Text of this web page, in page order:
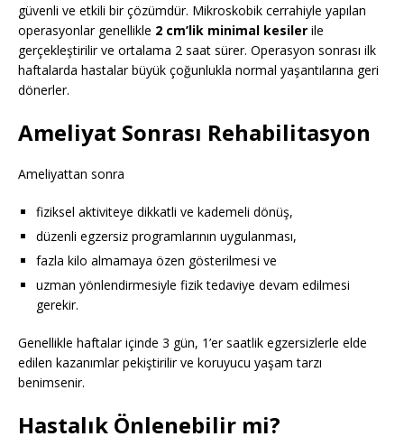
güvenli ve etkili bir çözümdür. Mikroskobik cerrahiyle yapılan
operasyonlar genellikle 2 cm’lik minimal kesiler ile
gerçekleştirilir ve ortalama 2 saat sürer. Operasyon sonrası ilk
haftalarda hastalar büyük çoğunlukla normal yaşantılarına geri
dönerler.
Ameliyat Sonrası Rehabilitasyon
Ameliyattan sonra
fiziksel aktiviteye dikkatli ve kademeli dönüş,
düzenli egzersiz programlarının uygulanması,
fazla kilo almamaya özen gösterilmesi ve
uzman yönlendirmesiyle fizik tedaviye devam edilmesi
gerekir.
Genellikle haftalar içinde 3 gün, 1’er saatlik egzersizlerle elde
edilen kazanımlar pekiştirilir ve koruyucu yaşam tarzı
benimsenir.
Hastalık Önlenebilir mi?